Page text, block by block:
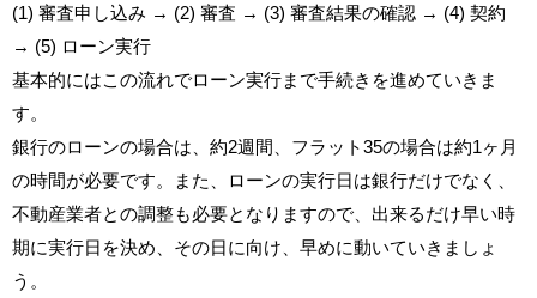
(1) 審査申し込み → (2) 審査 → (3) 審査結果の確認 → (4) 契約
→ (5) ローン実行
基本的にはこの流れでローン実行まで手続きを進めていきま
す。
銀行のローンの場合は、約2週間、フラット35の場合は約1ヶ月
の時間が必要です。また、ローンの実行日は銀行だけでなく、
不動産業者との調整も必要となりますので、出来るだけ早い時
期に実行日を決め、その日に向け、早めに動いていきましょ
う。